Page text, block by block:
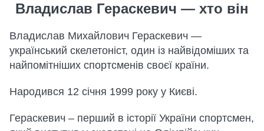
Владислав Гераскевич — хто він
Владислав Михайлович Гераскевич —
український скелетоніст, один із найвідоміших та
найпомітніших спортсменів своєї країни.
Народився 12 січня 1999 року у Києві.
Гераскевич – перший в історії України спортсмен,